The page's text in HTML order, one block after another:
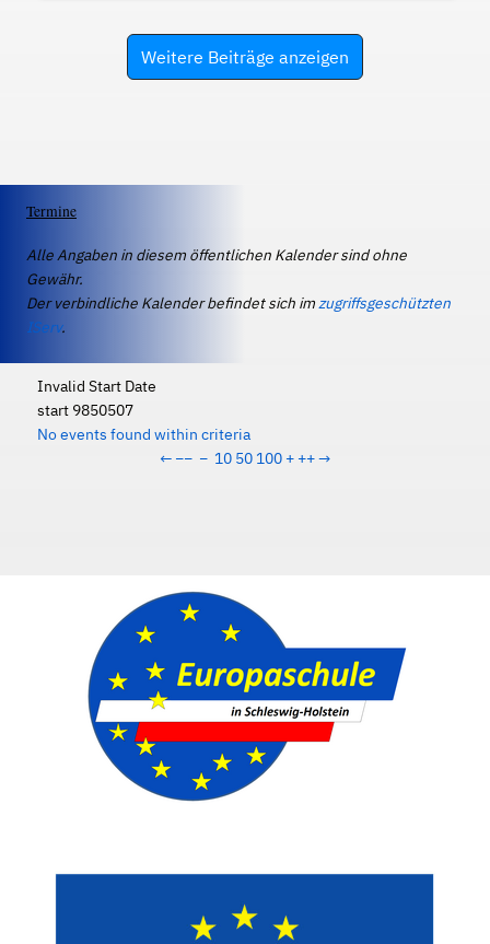
Weitere Beiträge anzeigen
Termine
Alle Angaben in diesem öffentlichen Kalender sind ohne
Gewähr.
Der verbindliche Kalender befindet sich imzugriffsgeschützten
IServ.
Invalid Start Date
start 9850507
No events found within criteria
← −− − 10 50 100 + ++→